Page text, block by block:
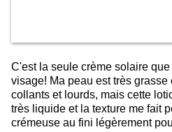
C'est la seule crème solaire
visage! Ma peau est très
collants et lourds, mais cette
très liquide et la texture me fait
crémeuse au fini légèrement